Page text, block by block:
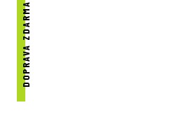
DOPRAVA ZDARMA